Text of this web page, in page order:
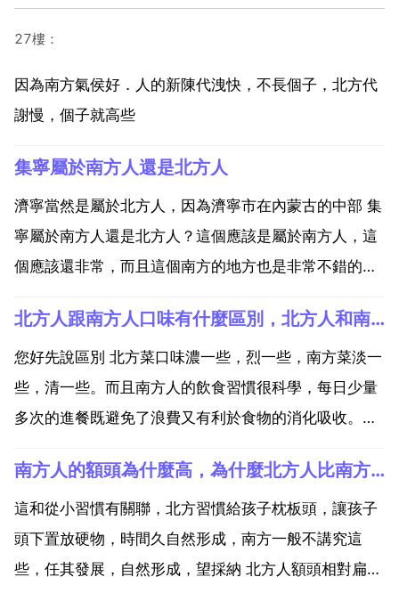
27樓：
因為南方氣侯好．人的新陳代洩快，不長個子，北方代
謝慢，個子就高些
集寧屬於南方人還是北方人
濟寧當然是屬於北方人，因為濟寧市在內蒙古的中部 集
寧屬於南方人還是北方人？這個應該是屬於南方人，這
個應該還非常，而且這個南方的地方也是非常不錯的，
人？應該屬於後者吧？可以查一下。你南方還是北方？
不太好確定，因為地理位置造成的他的特殊 吉林這個地
方應該是屬...
北方人跟南方人口味有什麼區別，北方人和南方人的性格有什麼區別？
您好先說區別 北方菜口味濃一些，烈一些，南方菜淡一
些，清一些。而且南方人的飲食習慣很科學，每日少量
多次的進餐既避免了浪費又有利於食物的消化吸收。但
盆，讓你吃了上頓不想下頓。北方的包子顯得大氣 粗
獷，單從個頭上都可以看出來，而南方的包子大多小巧
玲瓏，無論...
南方人的額頭為什麼高，為什麼北方人比南方人個子高
這和從小習慣有關聯，北方習慣給孩子枕板頭，讓孩子
頭下置放硬物，時間久自然形成，南方一般不講究這
些，任其發展，自然形成，望採納 北方人額頭相對扁平